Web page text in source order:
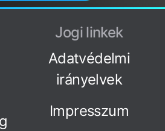
Jogi linkek
Adatvédelmi
irányelvek
Impresszum